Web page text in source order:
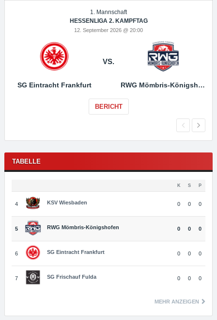
1. Mannschaft
HESSENLIGA 2. KAMPFTAG
12. September 2026 @ 20:00
SG Eintracht Frankfurt
VS.
RWG Mömbris-Königshofen
BERICHT
TABELLE
K S P
4 KSV Wiesbaden 0 0 0
5 RWG Mömbris-Königshofen 0 0 0
6 SG Eintracht Frankfurt 0 0 0
7 SG Frischauf Fulda 0 0 0
MEHR ANZEIGEN